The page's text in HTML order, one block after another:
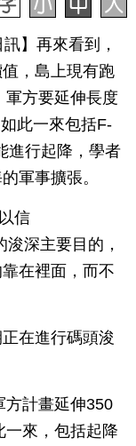
】再來看到，
，島上現有跑
軍方要延伸長度
此一來包括F-
進行起降，學者
軍事擴張。
信
深主要目的，
在裡面，而不
在進行碼頭浚
方計畫延伸350
一來，包括起降